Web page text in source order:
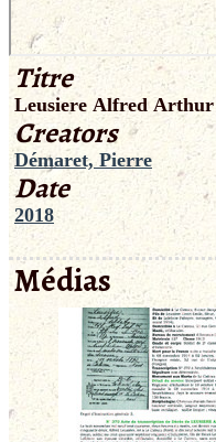
Titre
Leusiere Alfred Arthur
Creators
Démaret, Pierre
Date
2018
Médias